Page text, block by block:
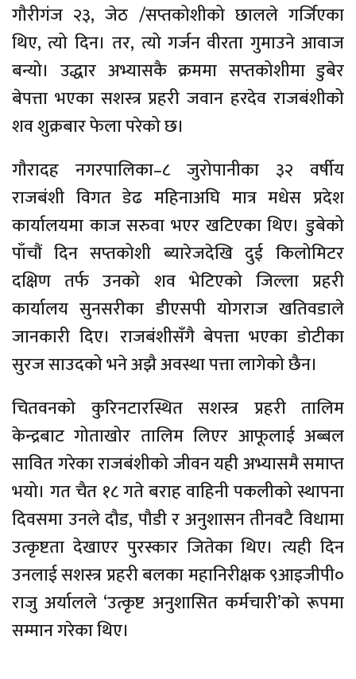
गौरीगंज २३, जेठ /सप्तकोशीको छालले गर्जिएका
थिए, त्यो दिन। तर, त्यो गर्जन वीरता गुमाउने आवाज
बन्यो। उद्धार अभ्यासकै क्रममा सप्तकोशीमा डुबेर
बेपत्ता भएका सशस्त्र प्रहरी जवान हरदेव राजबंशीको
शव शुक्रबार फेला परेको छ।
गौरादह नगरपालिका–८ जुरोपानीका ३२ वर्षीय
राजबंशी विगत डेढ महिनाअघि मात्र मधेस प्रदेश
कार्यालयमा काज सरुवा भएर खटिएका थिए। डुबेको
पाँचौं दिन सप्तकोशी ब्यारेजदेखि दुई किलोमिटर
दक्षिण तर्फ उनको शव भेटिएको जिल्ला प्रहरी
कार्यालय सुनसरीका डीएसपी योगराज खतिवडाले
जानकारी दिए। राजबंशीसँगै बेपत्ता भएका डोटीका
सुरज साउदको भने अझै अवस्था पत्ता लागेको छैन।
चितवनको कुरिनटारस्थित सशस्त्र प्रहरी तालिम
केन्द्रबाट गोताखोर तालिम लिएर आफूलाई अब्बल
सावित गरेका राजबंशीको जीवन यही अभ्यासमै समाप्त
भयो। गत चैत १८ गते बराह वाहिनी पकलीको स्थापना
दिवसमा उनले दौड, पौडी र अनुशासन तीनवटै विधामा
उत्कृष्टता देखाएर पुरस्कार जितेका थिए। त्यही दिन
उनलाई सशस्त्र प्रहरी बलका महानिरीक्षक ९आइजीपी०
राजु अर्यालले ‘उत्कृष्ट अनुशासित कर्मचारी’को रूपमा
सम्मान गरेका थिए।